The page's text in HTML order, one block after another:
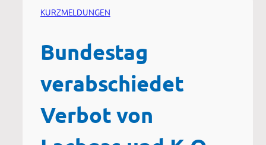
KURZMELDUNGEN
Bundestag
verabschiedet
Verbot von